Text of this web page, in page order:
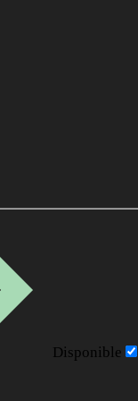
Disponible